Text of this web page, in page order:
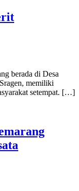
berada di Desa
memiliki
setempat. […]